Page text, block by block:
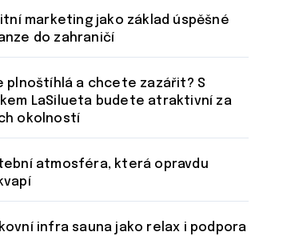
marketing jako základ úspěšné
do zahraničí
plnoštíhlá a chcete zazářit? S
LaSilueta budete atraktivní za
okolností
atmosféra, která opravdu
infra sauna jako relax i podpora